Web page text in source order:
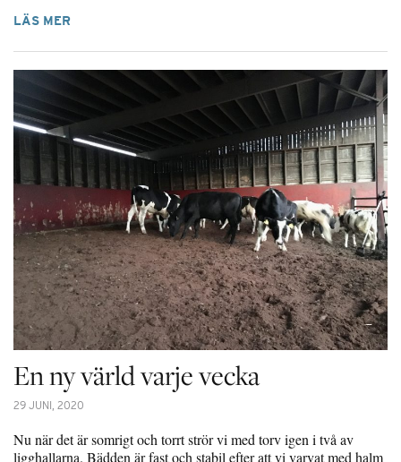
LÄS MER
En ny värld varje vecka
29 JUNI, 2020
Nu när det är somrigt och torrt strör vi med torv igen i två av
ligghallarna. Bädden är fast och stabil efter att vi varvat med halm